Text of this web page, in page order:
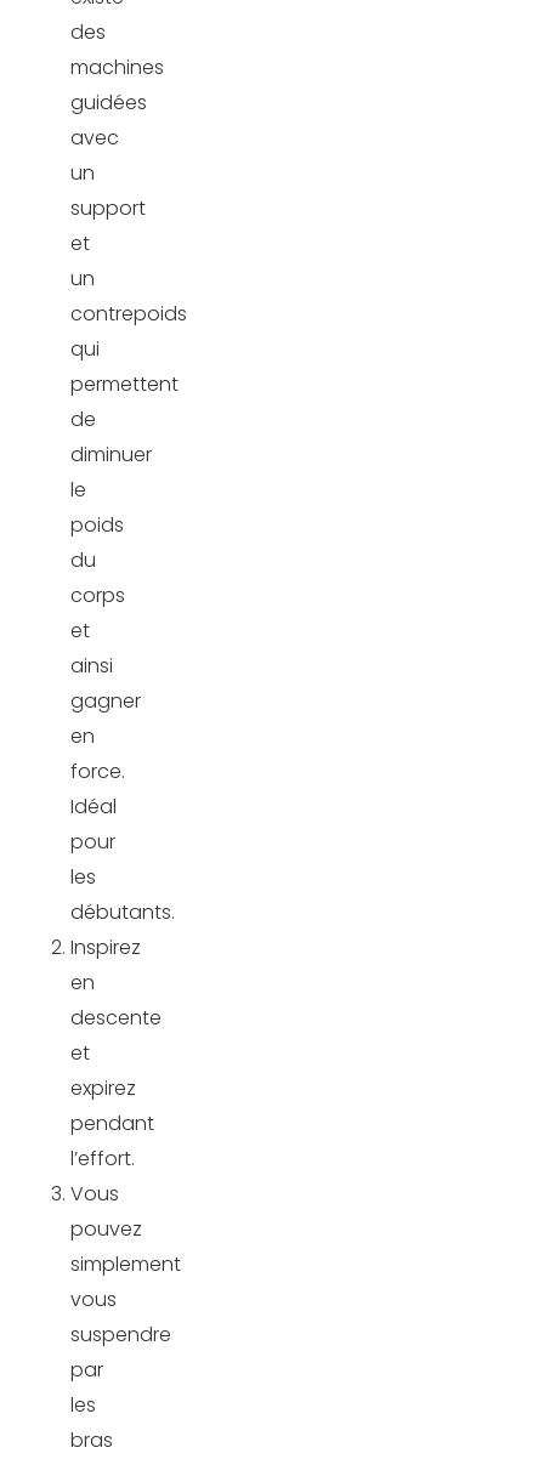
des
machines
guidées
avec
un
support
et
un
contrepoids
qui
permettent
de
diminuer
le
poids
du
corps
et
ainsi
gagner
en
force.
Idéal
pour
les
débutants.
Inspirez
en
descente
et
expirez
pendant
l’effort.
Vous
pouvez
simplement
vous
suspendre
par
les
bras